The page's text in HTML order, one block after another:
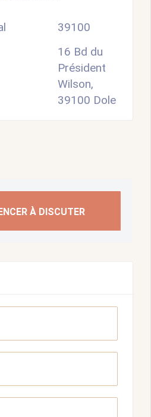
39100
16 Bd du
Président
Wilson,
39100 Dole
À DISCUTER